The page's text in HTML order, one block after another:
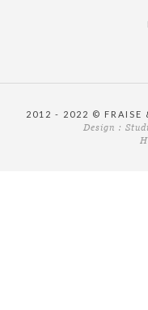
2012 - 2022 © FRAISE
Design :